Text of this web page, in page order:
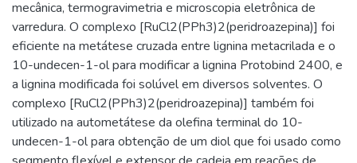
mecânica, termogravimetria e microscopia eletrônica de
varredura. O complexo [RuCl2(PPh3)2(peridroazepina)] foi
eficiente na metátese cruzada entre lignina metacrilada e o
10-undecen-1-ol para modificar a lignina Protobind 2400, e
a lignina modificada foi solúvel em diversos solventes. O
complexo [RuCl2(PPh3)2(peridroazepina)] também foi
utilizado na autometátese da olefina terminal do 10-
undecen-1-ol para obtenção de um diol que foi usado como